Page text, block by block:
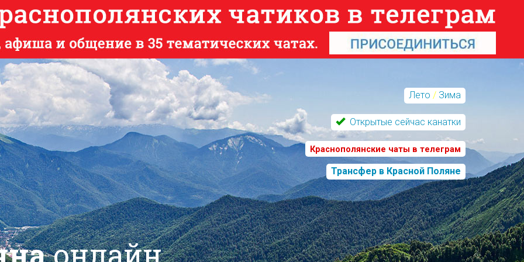
Лето / Зима
Открытые сейчас канатки
Краснополянские чаты в телеграм
Трансфер в Красной Поляне